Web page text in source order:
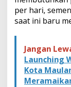
per hari,
saat ini baru
Jangan
Launching
Kota